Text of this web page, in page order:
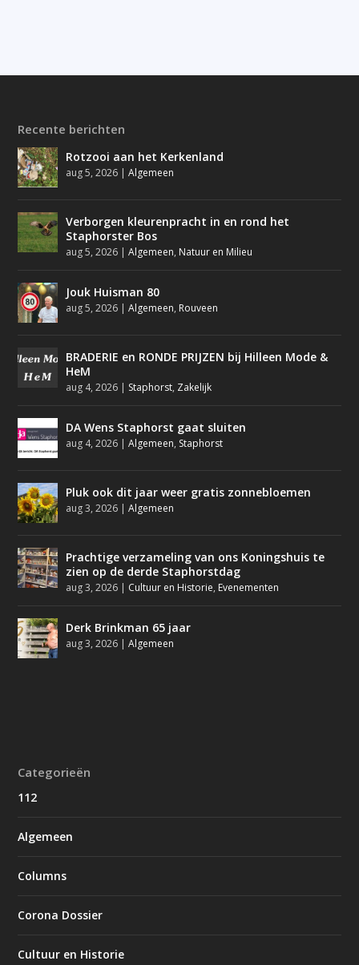
Recente berichten
Rotzooi aan het Kerkenland
aug 5, 2026 |Algemeen
Verborgen kleurenpracht in en rond het
Staphorster Bos
aug 5, 2026 |Algemeen, Natuur en Milieu
Jouk Huisman 80
aug 5, 2026 |Algemeen, Rouveen
BRADERIE en RONDE PRIJZEN bij Hilleen Mode &
HeM
aug 4, 2026 | Staphorst, Zakelijk
DA Wens Staphorst gaat sluiten
aug 4, 2026 |Algemeen, Staphorst
Pluk ook dit jaar weer gratis zonnebloemen
aug 3, 2026 |Algemeen
Prachtige verzameling van ons Koningshuis te
zien op de derde Staphorstdag
aug 3, 2026 | Cultuur en Historie, Evenementen
Derk Brinkman 65 jaar
aug 3, 2026 |Algemeen
Categorieën
112
Algemeen
Columns
Corona Dossier
Cultuur en Historie